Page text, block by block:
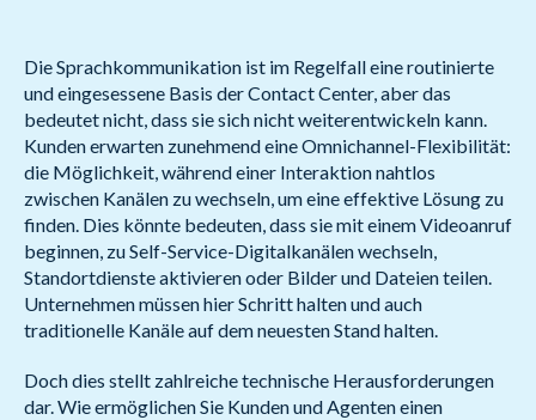
Die Sprachkommunikation ist im Regelfall eine routinierte
und eingesessene Basis der Contact Center, aber das
bedeutet nicht, dass sie sich nicht weiterentwickeln kann.
Kunden erwarten zunehmend eine Omnichannel-Flexibilität:
die Möglichkeit, während einer Interaktion nahtlos
zwischen Kanälen zu wechseln, um eine effektive Lösung zu
finden. Dies könnte bedeuten, dass sie mit einem Videoanruf
beginnen, zu Self-Service-Digitalkanälen wechseln,
Standortdienste aktivieren oder Bilder und Dateien teilen.
Unternehmen müssen hier Schritt halten und auch
traditionelle Kanäle auf dem neuesten Stand halten.
Doch dies stellt zahlreiche technische Herausforderungen
dar. Wie ermöglichen Sie Kunden und Agenten einen